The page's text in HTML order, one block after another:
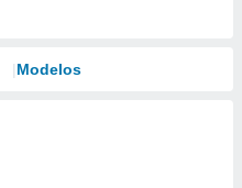
Modelos